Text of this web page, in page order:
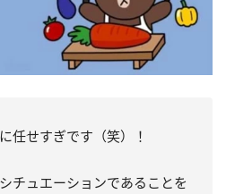
任せすぎです（笑）！
チュエーションであることを